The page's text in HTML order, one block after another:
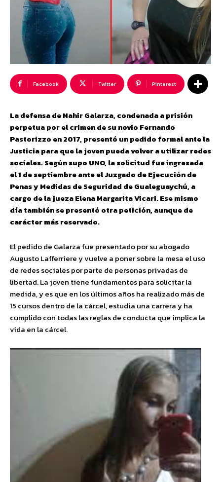
Facebook Twitter Pinterest
La defensa de Nahir Galarza, condenada a prisión
perpetua por el crimen de su novio Fernando
Pastorizzo en 2017, presentó un pedido formal ante la
Justicia para que la joven pueda volver a utilizar redes
sociales. Según supo UNO, la solicitud fue ingresada
el 1 de septiembre ante el Juzgado de Ejecución de
Penas y Medidas de Seguridad de Gualeguaychú, a
cargo de la jueza Elena Margarita Vicari. Ese mismo
día también se presentó otra petición, aunque de
carácter más reservado.
El pedido de Galarza fue presentado por su abogado
Augusto Lafferriere y vuelve a poner sobre la mesa el uso
de redes sociales por parte de personas privadas de
libertad. La joven tiene fundamentos para solicitar la
medida, y es que en los últimos años ha realizado más de
15 cursos dentro de la cárcel, estudia una carrera y ha
cumplido con todas las reglas de conducta que implica la
vida en la cárcel.